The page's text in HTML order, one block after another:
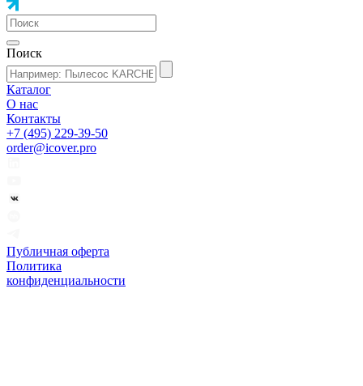
Поиск
Каталог
О нас
Контакты
+7 (495) 229-39-50
order@icover.pro
Публичная оферта
Политика
конфиденциальности